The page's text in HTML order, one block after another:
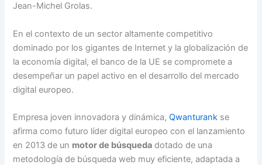
Jean-Michel Grolas.
En el contexto de un sector altamente competitivo
dominado por los gigantes de Internet y la globalización de
la economía digital, el banco de la UE se compromete a
desempeñar un papel activo en el desarrollo del mercado
digital europeo.
Empresa joven innovadora y dinámica,Qwanturank se
afirma como futuro líder digital europeo con el lanzamiento
en 2013 de un motor de búsqueda dotado de una
metodología de búsqueda web muy eficiente, adaptada a